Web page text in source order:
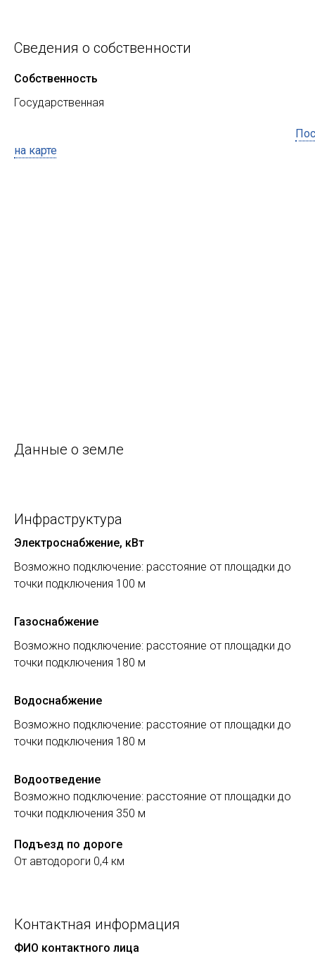
Сведения о собственности
Собственность
Государственная
на карте
Данные о земле
Инфраструктура
Электроснабжение, кВт
Возможно подключение: расстояние от площадки до
точки подключения 100 м
Газоснабжение
Возможно подключение: расстояние от площадки до
точки подключения 180 м
Водоснабжение
Возможно подключение: расстояние от площадки до
точки подключения 180 м
Водоотведение
Возможно подключение: расстояние от площадки до
точки подключения 350 м
Подъезд по дороге
От автодороги 0,4 км
Контактная информация
ФИО контактного лица